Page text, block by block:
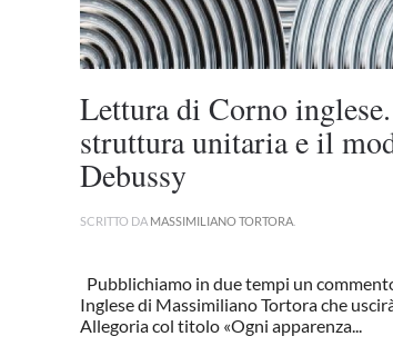
Lettura di Corno
struttura unitaria e il
Debussy
SCRITTO DA MASSIMILIANO TORTORA
Pubblichiamo in due tempi un
Inglese di Massimiliano Tortora che
Allegoria col titolo «Ogni apparenza...